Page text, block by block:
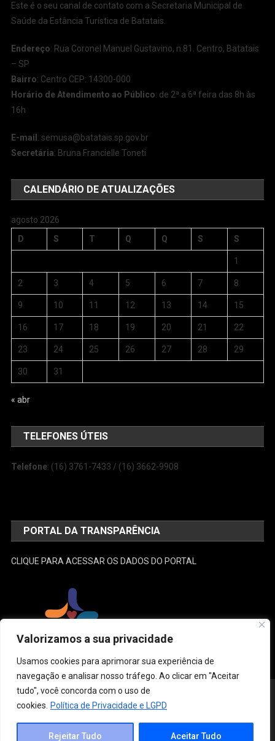
Valorizamos a sua privacidade
Usamos cookies para aprimorar sua experiência de
navegação e analisar nosso tráfego. Ao clicar em "Aceitar
tudo", você concorda com o uso de
cookies.
Política de Privacidade e LGPD
Rejeitar Tudo Aceitar Tudo
Este é o seu canal de contato com a Secretaria Municipal de
Saúde da Estância Turística de Batatais.
Endereço: Rua Coronel Manuel Gustavino, n.81. Centro, Batatais
– SP
Bairro: Centro CEP: 14300-000
Horário de Atendimento ao Público: de 2ª a 6ª feira das 8h às
16h
E-mail :semusa@batatais.sp.gov.br
Secretária: Bruna Francielle Toneti
CALENDÁRIO DE ATUALIZAÇÕES
agosto 2026
D
S T Q Q S S
1
2 3 4 5 6 7 8
9 10 11 12 13 14 15
16 17 18 19 20 21 22
23 24 25 26 27 28 29
30 31
« abr
TELEFONES ÚTEIS
Telefone: (16) 3761-7433 / (16) 3662-9908
PORTAL DA TRANSPARÊNCIA
CLIQUE PARA ACESSAR OS DADOS DO PORTAL
Desenvolvido e Administrado por: SEMUSA
Mystery Themes.